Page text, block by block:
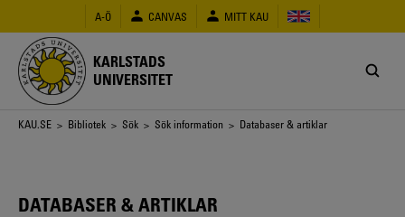
huvudinnehåll
A-Ö CANVAS MITT KAU
KARLSTADS
UNIVERSITET
Länkstig
KAU.SE > Bibliotek > Sök > Sök information > Databaser & artiklar
DATABASER & ARTIKLAR